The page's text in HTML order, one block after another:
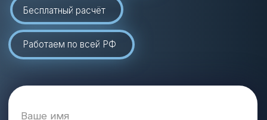
Отзывы наших
клиентов